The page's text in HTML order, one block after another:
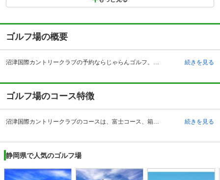
ゴルフ場の概要
沼津国際カントリークラブの予約ならじゃらんゴルフ。カートの有無や利用税、キャンセル料、ナイター設備、駐車場などのコース情報はもちろん、口コミ、フォトギャラリーなどコースの難易度や攻略に役立つ情報充実、予約する度にポイントが貯まるのでお得にゴルフをお楽しみ頂けます。 沼津国際カントリークラブは、静岡県沼津市足高にあり、愛鷹山のふもとに展開されているゴルフコースです。コースからは、駿河湾や静岡の街並みが一望できるという、抜群のロケーションに恵まれ、東名高速道路の沼津インターチェンジから5キロメートルとアクセスの良いゴルフ場でもあります。 過去には、アマチュアゴルフの公式戦などの舞台にもなりました。さらにコースレート審査において、72.2という認定を受けたことから、評価も人気もとても高まってきているコースです。新しいベント芝を活用し、国内でも珍しい壮大なコースセッティングは、ゴルフ番組の撮影などに使われているほどです。また、GPSナビが乗車カート全てに搭載されており、ピンまでの距離を確認できます。 続きを見る
ゴルフ場のコース特徴
沼津国際カントリークラブのコースは、富士コース、箱根コース、天城コースの3つのコースからなり、全27ホールです。コースレートは72で、それぞれ趣が違います。富士コースが3,408ヤード、箱根コースが3,358ヤード、天城コースが3,207ヤードであり、フラットに思えて、実はアップダウンのある丘陵レイアウトとなっています。 富士コースはゆったりとした打ち上げのロングホールから始まり、途中で打ち上げ、打ち下ろしを繰り返すコースになります。箱根コースもスタートは打ち下ろしのロングホールになっており、富士コース同様、起伏が多いコースとなっています。 天城コースは、全体的にトリッキーなホールが多く、特に8番ホールはミドルホールの中では難易度が高いホールですが、同時にプレーの醍醐味も味わえるホールとなっています。 続きを見る
静岡県で人気のゴルフ場